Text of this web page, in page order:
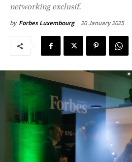
networking exclusif.
by Forbes Luxembourg 20 January 2025